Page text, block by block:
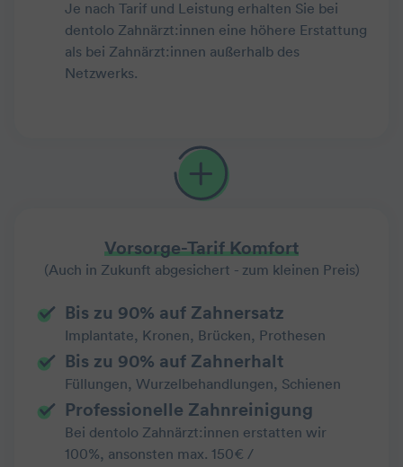
Je nach Tarif und Leistung erhalten Sie bei
dentolo Zahnärzt:innen eine höhere Erstattung
als bei Zahnärzt:innen außerhalb des
Netzwerks.
Vorsorge-Tarif Komfort
(Auch in Zukunft abgesichert - zum kleinen Preis)
Bis zu 90% auf Zahnersatz
Implantate, Kronen, Brücken, Prothesen
Bis zu 90% auf Zahnerhalt
Füllungen, Wurzelbehandlungen, Schienen
Professionelle Zahnreinigung
Bei dentolo Zahnärzt:innen erstatten wir
100%, ansonsten max. 150€ /